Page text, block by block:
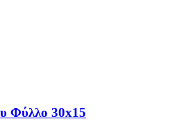
Φύλλο 30x15